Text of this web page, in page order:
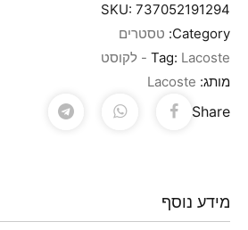
SKU: 737052191294
Category: טסטרים
Tag: Lacoste - לקוסט
מותג: Lacoste
Share
מידע נוסף